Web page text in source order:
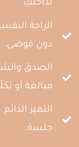
بداخلكِ.
الراحة
دون فوضى.
الصدق
مبالغة أو
التميز
جلسة.